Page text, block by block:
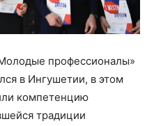
профессионалы»
в Ингушетии, в этом
компетенцию
традиции